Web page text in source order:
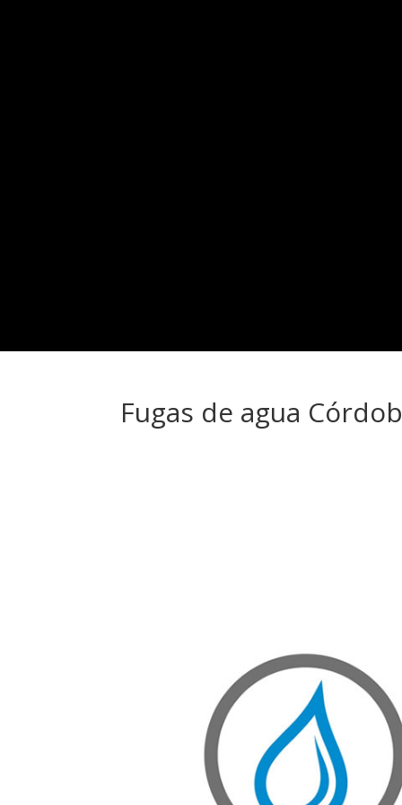
Fugas de agua